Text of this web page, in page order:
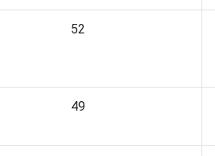
52
49